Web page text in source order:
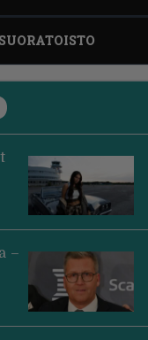
SUORATOISTO
–